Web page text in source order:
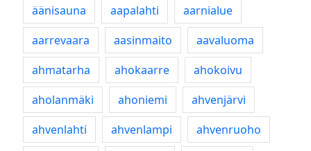
äänisauna
aapalahti
aarnialue
aarrevaara
aasinmaito
aavaluoma
ahmatarha
ahokaarre
ahokoivu
aholanmäki
ahoniemi
ahvenjärvi
ahvenlahti
ahvenlampi
ahvenruoho